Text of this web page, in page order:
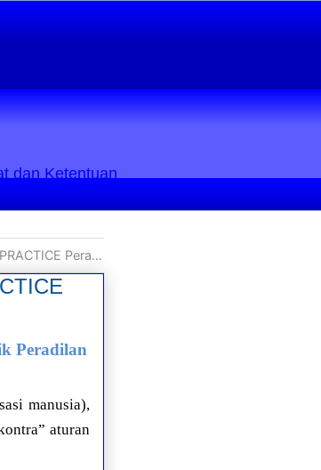
dan Ketentuan
Pidana?
Peradilan
manusia),
aturan